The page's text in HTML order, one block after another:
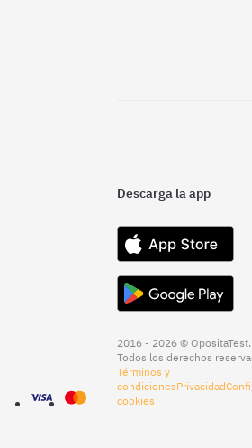
Descarga la app
2016 - 2026 © OpositaTest.
Todos los derechos
Términos y
condicionesPrivacidad
cookies